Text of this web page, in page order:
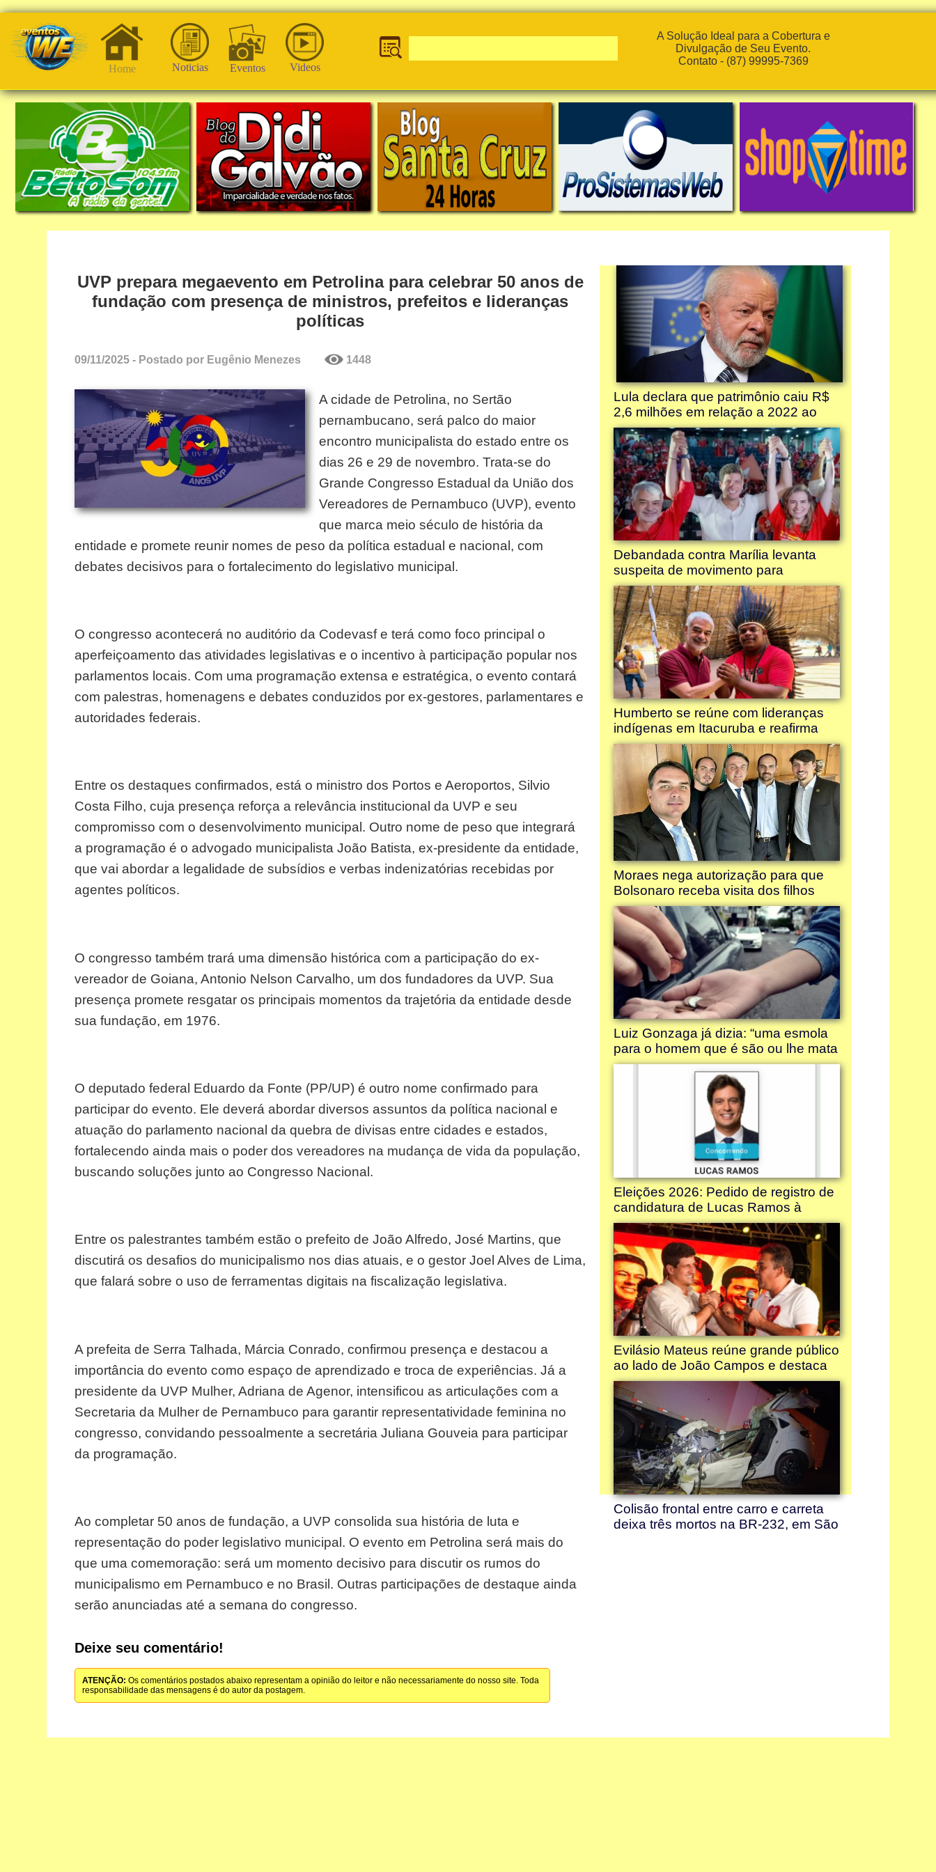
Home Noticias Eventos Videos
A Solução Ideal para a Cobertura e
Divulgação de Seu Evento.
Contato - (87) 99995-7369
UVP prepara megaevento em Petrolina para celebrar 50 anos de
fundação com presença de ministros, prefeitos e lideranças
políticas
09/11/2025 - Postado por Eugênio Menezes 1448
A cidade de Petrolina, no Sertão
pernambucano, será palco do maior
encontro municipalista do estado entre os
dias 26 e 29 de novembro. Trata-se do
Grande Congresso Estadual da União dos
Vereadores de Pernambuco (UVP), evento
que marca meio século de história da
entidade e promete reunir nomes de peso da política estadual e nacional, com
debates decisivos para o fortalecimento do legislativo municipal.
O congresso acontecerá no auditório da Codevasf e terá como foco principal o
aperfeiçoamento das atividades legislativas e o incentivo à participação popular nos
parlamentos locais. Com uma programação extensa e estratégica, o evento contará
com palestras, homenagens e debates conduzidos por ex-gestores, parlamentares e
autoridades federais.
Entre os destaques confirmados, está o ministro dos Portos e Aeroportos, Silvio
Costa Filho, cuja presença reforça a relevância institucional da UVP e seu
compromisso com o desenvolvimento municipal. Outro nome de peso que integrará
a programação é o advogado municipalista João Batista, ex-presidente da entidade,
que vai abordar a legalidade de subsídios e verbas indenizatórias recebidas por
agentes políticos.
O congresso também trará uma dimensão histórica com a participação do ex-
vereador de Goiana, Antonio Nelson Carvalho, um dos fundadores da UVP. Sua
presença promete resgatar os principais momentos da trajetória da entidade desde
sua fundação, em 1976.
O deputado federal Eduardo da Fonte (PP/UP) é outro nome confirmado para
participar do evento. Ele deverá abordar diversos assuntos da política nacional e
atuação do parlamento nacional da quebra de divisas entre cidades e estados,
fortalecendo ainda mais o poder dos vereadores na mudança de vida da população,
buscando soluções junto ao Congresso Nacional.
Entre os palestrantes também estão o prefeito de João Alfredo, José Martins, que
discutirá os desafios do municipalismo nos dias atuais, e o gestor Joel Alves de Lima,
que falará sobre o uso de ferramentas digitais na fiscalização legislativa.
A prefeita de Serra Talhada, Márcia Conrado, confirmou presença e destacou a
importância do evento como espaço de aprendizado e troca de experiências. Já a
presidente da UVP Mulher, Adriana de Agenor, intensificou as articulações com a
Secretaria da Mulher de Pernambuco para garantir representatividade feminina no
congresso, convidando pessoalmente a secretária Juliana Gouveia para participar
da programação.
Ao completar 50 anos de fundação, a UVP consolida sua história de luta e
representação do poder legislativo municipal. O evento em Petrolina será mais do
que uma comemoração: será um momento decisivo para discutir os rumos do
municipalismo em Pernambuco e no Brasil. Outras participações de destaque ainda
serão anunciadas até a semana do congresso.
Deixe seu comentário!
ATENÇÃO: Os comentários postados abaixo representam a opinião do leitor e não necessariamente do nosso site. Toda
responsabilidade das mensagens é do autor da postagem.